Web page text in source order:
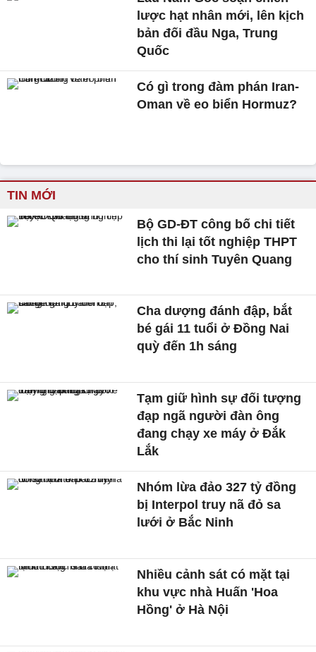
lược hạt nhân mới, lên kịch
bản đối đầu Nga, Trung
Quốc
Có gì trong đàm phán Iran-
Oman về eo biển Hormuz?
TIN MỚI
Bộ GD-ĐT công bố chi tiết
lịch thi lại tốt nghiệp THPT
cho thí sinh Tuyên Quang
Cha dượng đánh đập, bắt
bé gái 11 tuổi ở Đồng Nai
quỳ đến 1h sáng
Tạm giữ hình sự đối tượng
đạp ngã người đàn ông
đang chạy xe máy ở Đắk
Lắk
Nhóm lừa đảo 327 tỷ đồng
bị Interpol truy nã đỏ sa
lưới ở Bắc Ninh
Nhiều cảnh sát có mặt tại
khu vực nhà Huấn 'Hoa
Hồng' ở Hà Nội